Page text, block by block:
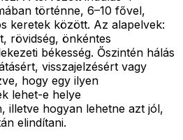
történne, 6–10 fővel,
keretek között. Az alapelvek:
rövidség, önkéntes
békesség. Őszintén hálás
visszajelzésért vagy
hogy egy ilyen
lehet-e helye
illetve hogyan lehetne azt jól,
elindítani.